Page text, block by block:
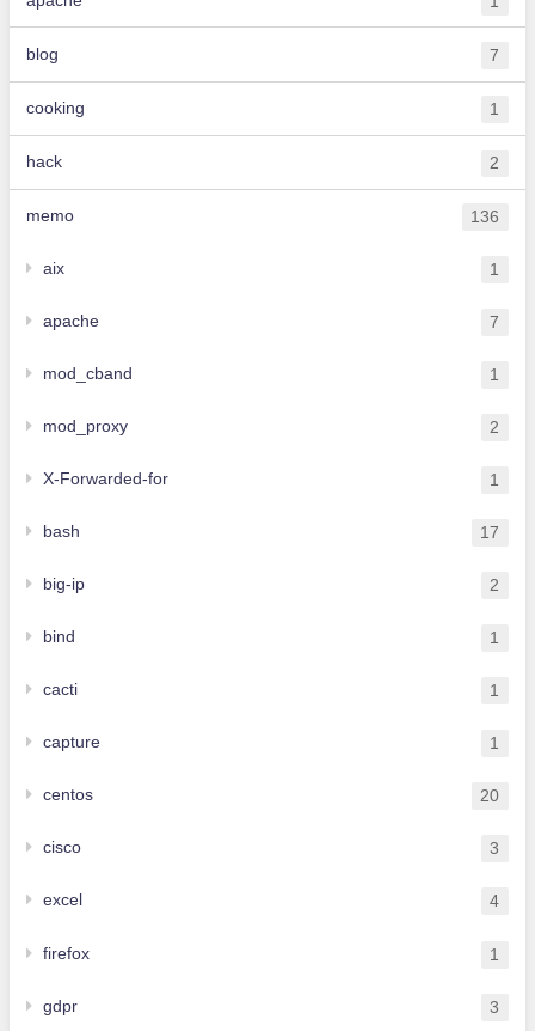
blog 7
cooking 1
hack 2
memo 136
aix 1
apache 7
mod_cband 1
mod_proxy 2
X-Forwarded-for 1
bash 17
big-ip 2
bind 1
cacti 1
capture 1
centos 20
cisco 3
excel 4
firefox 1
gdpr 3